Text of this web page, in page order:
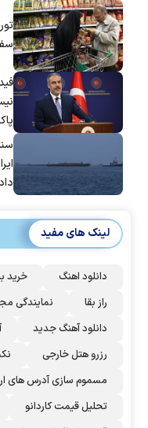
لینک های مفید
دانلود اهنگ خرید
راز بقا
نمایندگی
دانلود آهنگ جدید
رزرو هتل خارجی
مسموم سازی آدرس های
تحلیل قیمت کاردانو